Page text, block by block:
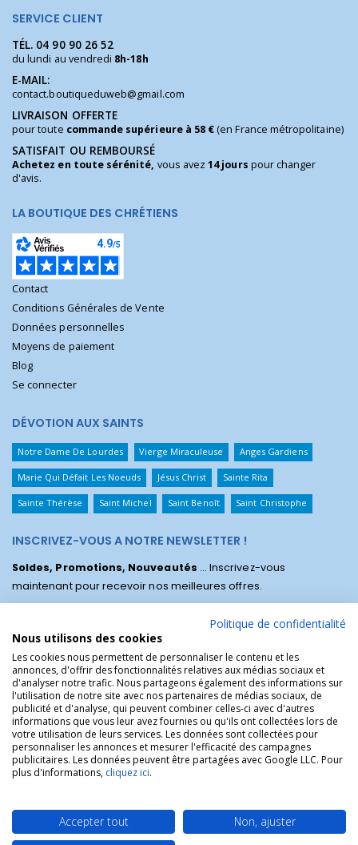
SERVICE CLIENT
TÉL. 04 90 90 26 52
du lundi au vendredi 8h-18h
E-MAIL:
contact.boutiqueduweb@gmail.com
LIVRAISON OFFERTE
pour toute commande supérieure à 58 €(en France métropolitaine)
SATISFAIT OU REMBOURSÉ
Achetez en toute sérénité, vous avez14 jours pour changer
d'avis.
LA BOUTIQUE DES CHRÉTIENS
Contact
Conditions Générales de Vente
Données personnelles
Moyens de paiement
Blog
Se connecter
DÉVOTION AUX SAINTS
Notre Dame De Lourdes Vierge Miraculeuse Anges Gardiens
Marie Qui Défait Les Noeuds Jésus Christ Sainte Rita
Sainte Thérèse Saint Michel Saint Benoît Saint Christophe
INSCRIVEZ-VOUS A NOTRE NEWSLETTER !
Soldes, Promotions, Nouveautés ... Inscrivez-vous
maintenant pour recevoir nos meilleures offres.
La Boutique des Chrétiens © | La boutique religieuse chrétienne de
référence !.
Politique de confidentialité
Nous utilisons des cookies
Les cookies nous permettent de personnaliser le contenu et les
annonces, d'offrir des fonctionnalités relatives aux médias sociaux et
d'analyser notre trafic. Nous partageons également des informations sur
l'utilisation de notre site avec nos partenaires de médias sociaux, de
publicité et d'analyse, qui peuvent combiner celles-ci avec d'autres
informations que vous leur avez fournies ou qu'ils ont collectées lors de
votre utilisation de leurs services. Les données sont collectées pour
personnaliser les annonces et mesurer l'efficacité des campagnes
publicitaires. Les données peuvent être partagées avec Google LLC. Pour
plus d'informations, cliquez ici.
Accepter tout
Non, ajuster